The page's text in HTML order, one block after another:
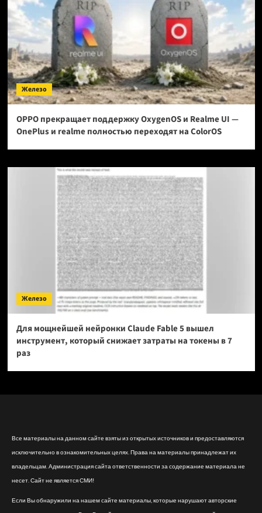
Железо
OPPO прекращает поддержку OxygenOS и Realme UI —
OnePlus и realme полностью переходят на ColorOS
Железо
Для мощнейшей нейронки Claude Fable 5 вышел
инструмент, который снижает затраты на токены в 7
раз
Все материалы на данном сайте взяты из открытых источников и предоставляются
исключительно в ознакомительных целях. Права на материалы принадлежат их
владельцам. Администрация сайта ответственности за содержание материала не
несет. Сайт не является СМИ!
Если Вы обнаружили на нашем сайте материалы, которые нарушают авторские